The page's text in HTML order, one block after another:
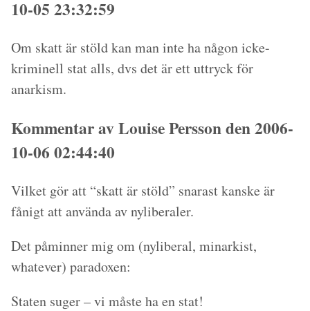
10-05 23:32:59
Om skatt är stöld kan man inte ha någon icke-
kriminell stat alls, dvs det är ett uttryck för
anarkism.
Kommentar av Louise Persson den 2006-
10-06 02:44:40
Vilket gör att “skatt är stöld” snarast kanske är
fånigt att använda av nyliberaler.
Det påminner mig om (nyliberal, minarkist,
whatever) paradoxen:
Staten suger – vi måste ha en stat!